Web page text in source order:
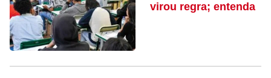
virou regra; entenda